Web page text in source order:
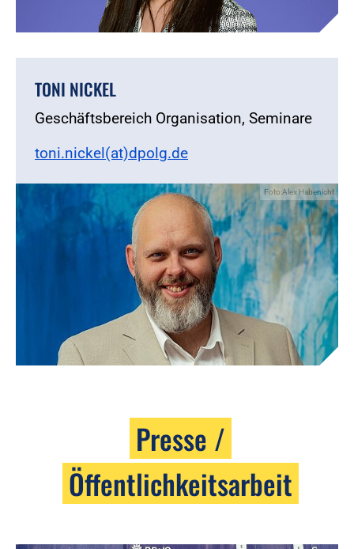
TONI NICKEL
Geschäftsbereich Organisation, Seminare
toni.nickel(at)dpolg.de
Foto:Alex Habenicht
Presse /
Öffentlichkeitsarbeit